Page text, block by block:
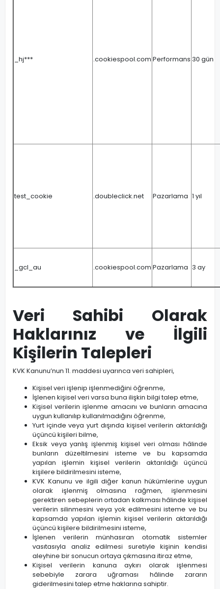
_hj*** .cookiespool.com Performans 30 gün
test_cookie .doubleclick.net Pazarlama 1 yıl
_gcl_au .cookiespool.com Pazarlama 3 ay
Veri Sahibi Olarak
Haklarınız ve İlgili
Kişilerin Talepleri
KVK Kanunu’nun 11. maddesi uyarınca veri sahipleri,
Kişisel veri işlenip işlenmediğini öğrenme,
İşlenen kişisel veri varsa buna ilişkin bilgi talep etme,
Kişisel verilerin işlenme amacını ve bunların amacına
uygun kullanılıp kullanılmadığını öğrenme,
Yurt içinde veya yurt dışında kişisel verilerin aktarıldığı
üçüncü kişileri bilme,
Eksik veya yanlış işlenmiş kişisel veri olması hâlinde
bunların düzeltilmesini isteme ve bu kapsamda
yapılan işlemin kişisel verilerin aktarıldığı üçüncü
kişilere bildirilmesini isteme,
KVK Kanunu ve ilgili diğer kanun hükümlerine uygun
olarak işlenmiş olmasına rağmen, işlenmesini
gerektiren sebeplerin ortadan kalkması hâlinde kişisel
verilerin silinmesini veya yok edilmesini isteme ve bu
kapsamda yapılan işlemin kişisel verilerin aktarıldığı
üçüncü kişilere bildirilmesini isteme,
İşlenen verilerin münhasıran otomatik sistemler
vasıtasıyla analiz edilmesi suretiyle kişinin kendisi
aleyhine bir sonucun ortaya çıkmasına itiraz etme,
Kişisel verilerin kanuna aykırı olarak işlenmesi
sebebiyle zarara uğraması hâlinde zararın
giderilmesini talep etme haklarına sahiptir.